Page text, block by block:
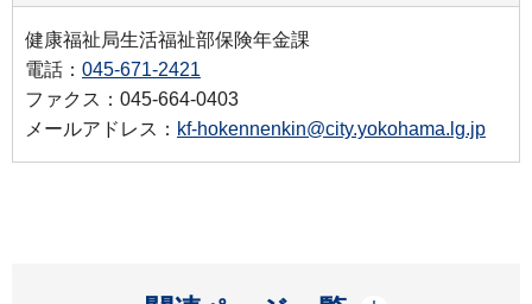
健康福祉局生活福祉部保険年金課
電話： 045-671-2421
ファクス：045-664-0403
メールアドレス： kf-hokennenkin@city.yokohama.lg.jp